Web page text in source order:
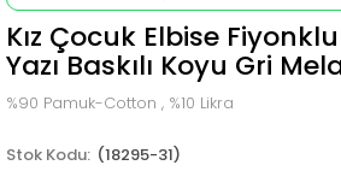
Kız Çocuk Elbise
Yazı Baskılı Koyu Gri
%90 Pamuk-Cotton , %10 Likra
(18295-31)